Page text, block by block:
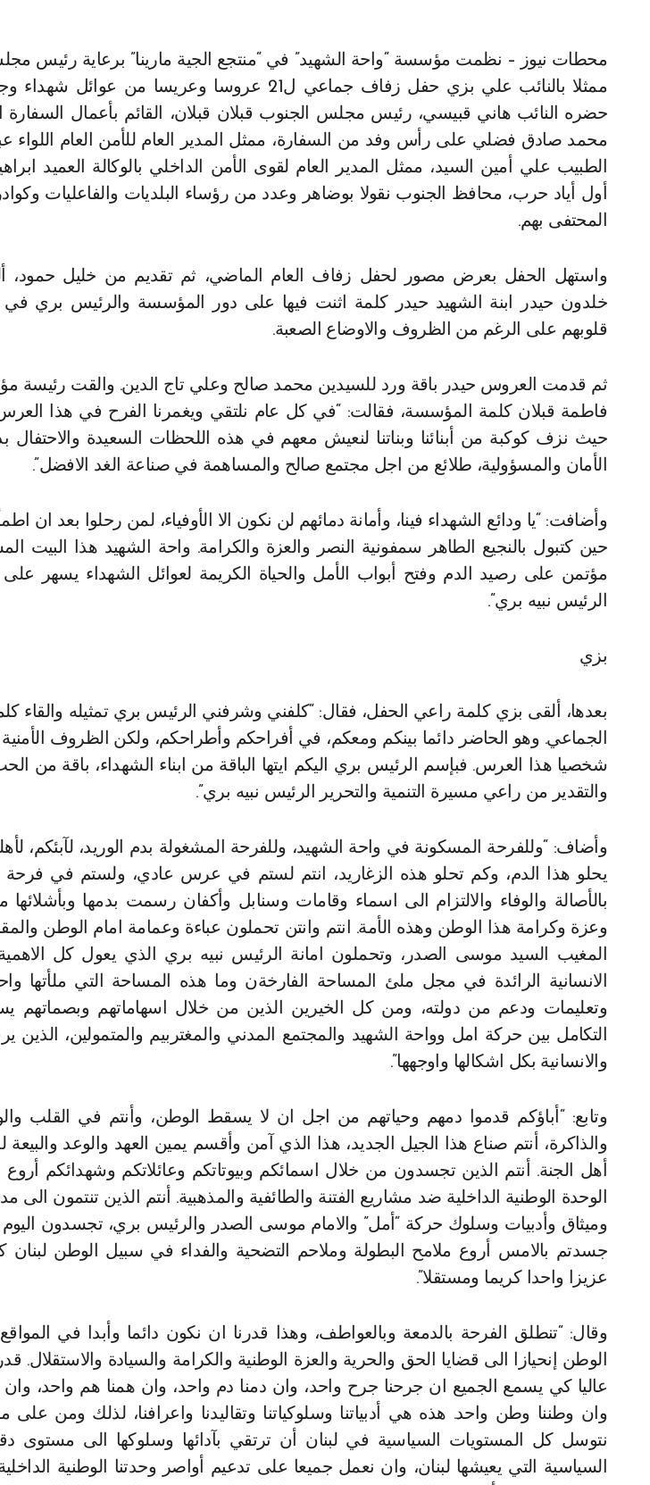
محطات نيوز – نظمت مؤسسة “واحة الشهيد” في “منتجع الجية مارينا” برعاية رئيس مجلس النواب نبيه بري
ممثلا بالنائب علي بزي حفل زفاف جماعي ل21 عروسا وعريسا من
حضره النائب هاني قبيسي، رئيس مجلس الجنوب قبلان قبلان، القائم بأعمال السفارة
محمد صادق فضلي على رأس وفد من السفارة، ممثل المدير العام للأمن العام اللواء
الطبيب علي أمين السيد، ممثل المدير العام لقوى الأمن الداخلي بالوكالة العميد
أول أياد حرب، محافظ الجنوب نقولا بوضاهر وعدد من رؤساء البلديات والفاعليات
المحتفى بهم.
واستهل الحفل بعرض مصور لحفل زفاف العام الماضي، ثم تقديم من خليل حمود،
خلدون حيدر ابنة الشهيد حيدر كلمة اثنت فيها على دور المؤسسة والرئيس بري في
قلوبهم على الرغم من الظروف والاوضاع الصعبة.
ثم قدمت العروس حيدر باقة ورد للسيدين محمد صالح وعلي تاج الدين. والقت رئيسة
فاطمة قبلان كلمة المؤسسة، فقالت: “في كل عام نلتقي ويغمرنا الفرح في هذا
حيث نزف كوكبة من أبنائنا وبناتنا لنعيش معهم في هذه اللحظات السعيدة والاحتفال
الأمان والمسؤولية، طلائع من اجل مجتمع صالح والمساهمة في صناعة الغد الافضل”.
وأضافت: “يا ودائع الشهداء فينا، وأمانة دمائهم لن نكون الا الأوفياء، لمن رحلوا بعد ان
حين كتبول بالنجيع الطاهر سمفونية النصر والعزة والكرامة. واحة الشهيد هذا البيت
مؤتمن على رصيد الدم وفتح أبواب الأمل والحياة الكريمة لعوائل الشهداء يسهر على
الرئيس نبيه بري”.
بزي
بعدها، ألقى بزي كلمة راعي الحفل، فقال: “كلفني وشرفني الرئيس بري تمثيله والقاء
الجماعي. وهو الحاضر دائما بينكم ومعكم، في أفراحكم وأطراحكم، ولكن الظروف
شخصيا هذا العرس. فبإسم الرئيس بري اليكم ايتها الباقة من ابناء الشهداء، باقة من الحب
والتقدير من راعي مسيرة التنمية والتحرير الرئيس نبيه بري”.
وأضاف: “وللفرحة المسكونة في واحة الشهيد، وللفرحة المشغولة بدم الوريد، لآبئكم،
يحلو هذا الدم، وكم تحلو هذه الزغاريد، انتم لستم في عرس عادي، ولستم في فرحة
بالأصالة والوفاء والالتزام الى اسماء وقامات وسنابل وأكفان رسمت بدمها وبأشلائها
وعزة وكرامة هذا الوطن وهذه الأمة. انتم وانتن تحملون عباءة وعمامة امام الوطن
المغيب السيد موسى الصدر، وتحملون امانة الرئيس نبيه بري الذي يعول كل
الانسانية الرائدة في مجل ملئ المساحة الفارخةن وما هذه المساحة التي ملأتها
وتعليمات ودعم من دولته، ومن كل الخيرين الذين من خلال اسهاماتهم وبصماتهم
التكامل بين حركة امل وواحة الشهيد والمجتمع المدني والمغتربيم والمتمولين، الذين
والانسانية بكل اشكالها واوجهها”.
وتابع: “أباؤكم قدموا دمهم وحياتهم من اجل ان لا يسقط الوطن، وأنتم في القلب
والذاكرة، أنتم صناع هذا الجيل الجديد، هذا الذي آمن وأقسم يمين العهد والوعد والبيعة
أهل الجنة. أنتم الذين تجسدون من خلال اسمائكم وبيوتاتكم وعائلاتكم وشهدائكم
الوحدة الوطنية الداخلية ضد مشاريع الفتنة والطائفية والمذهبية. أنتم الذين تنتمون
وميثاق وأدبيات وسلوك حركة “أمل” والامام موسى الصدر والرئيس بري، تجسدون
جسدتم بالامس أروع ملامح البطولة وملاحم التضحية والفداء في سبيل الوطن
عزيزا واحدا كريما ومستقلا”.
وقال: “تنطلق الفرحة بالدمعة وبالعواطف، وهذا قدرنا ان نكون دائما وأبدا في
الوطن إنحيازا الى قضايا الحق والحرية والعزة الوطنية والكرامة والسيادة والاستقلال.
عاليا كي يسمع الجميع ان جرحنا جرح واحد، وان دمنا دم واحد، وان همنا هم واحد،
وان وطننا وطن واحد. هذه هي أدبياتنا وسلوكياتنا وتقاليدنا واعرافنا، لذلك ومن على
نتوسل كل المستويات السياسية في لبنان أن ترتقي بآدائها وسلوكها الى مستوى
السياسية التي يعيشها لبنان، وان نعمل جميعا على تدعيم أواصر وحدتنا الوطنية